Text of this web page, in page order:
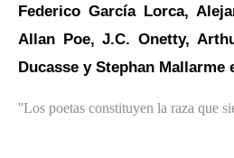
Federico García Lorca,
Allan Poe, J.C. Onetty,
Ducasse y Stephan Mallarme
''Los poetas constituyen la raza que